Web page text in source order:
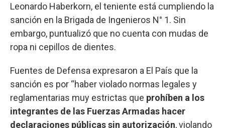
Leonardo Haberkorn, el teniente está cumpliendo la
sanción en la Brigada de Ingenieros N° 1. Sin
embargo, puntualizó que no cuenta con mudas de
ropa ni cepillos de dientes.
Fuentes de Defensa expresaron a El País que la
sanción es por “haber violado normas legales y
reglamentarias muy estrictas que prohíben a los
integrantes de las Fuerzas Armadas hacer
declaraciones públicas sin autorización, violando